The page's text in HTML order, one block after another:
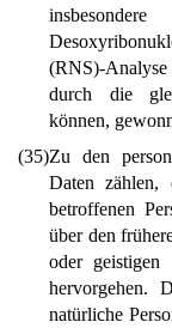
(RNS)-
durch die
können,
(35)Zu den
Daten zählen,
betroffenen
über den
oder geistigen
hervorgehen.
natürliche